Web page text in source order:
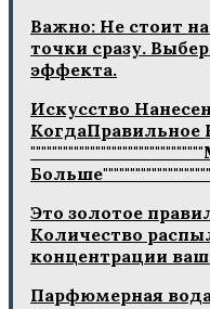
Важно: Не стоит
точки сразу.
эффекта.
Искусство
КогдаПравильное
Это золотое
Количество
концентрации
Парфюмерная вода